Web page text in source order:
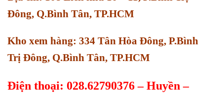
Đông, Q.Bình Tân, TP.HCM
Kho xem hàng: 334 Tân Hòa Đông, P.Bình
Trị Đông, Q.Bình Tân, TP.HCM
Điện thoại: 028.62790376 – Huyền –